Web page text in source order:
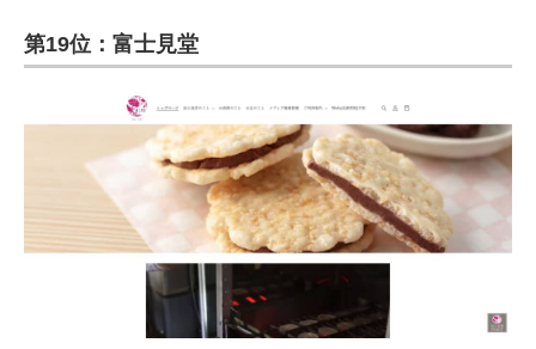
第19位：富士見堂